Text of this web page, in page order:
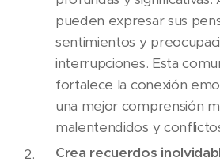
pueden expresar sus
sentimientos y
interrupciones. Esta
fortalece la conexión
una mejor comprensión
malentendidos y
Crea recuerdos